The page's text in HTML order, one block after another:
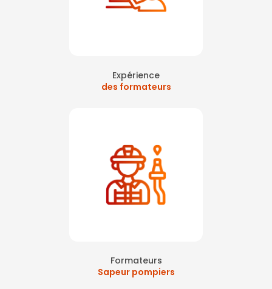
Expérience
des formateurs
Formateurs
Sapeur pompiers